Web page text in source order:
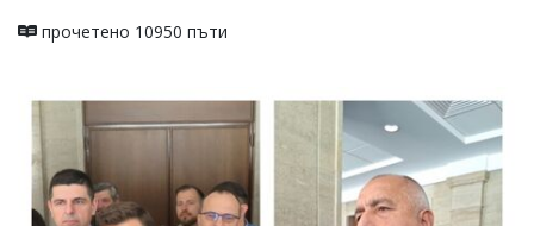
прочетено 10950 пъти